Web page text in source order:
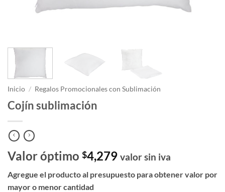
Inicio / Regalos Promocionales con Sublimación
Cojín sublimación
Valor óptimo $4,279 valor sin iva
Agregue el producto al presupuesto para obtener valor por
mayor o menor cantidad